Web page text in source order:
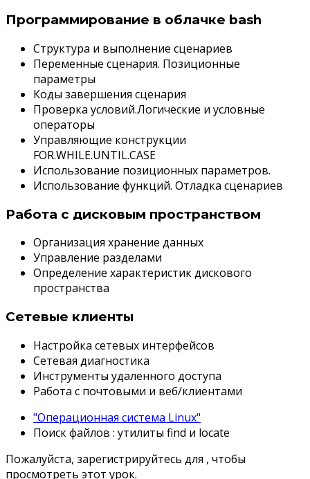
Программирование в облачке bash
Структура и выполнение сценариев
Переменные сценария. Позиционные
параметры
Коды завершения сценария
Проверка условий.Логические и условные
операторы
Управляющие конструкции
FOR.WHILE.UNTIL.CASE
Использование позиционных параметров.
Использование функций. Отладка сценариев
Работа с дисковым пространством
Организация хранение данных
Управление разделами
Определение характеристик дискового
пространства
Сетевые клиенты
Настройка сетевых интерфейсов
Сетевая диагностика
Инструменты удаленного доступа
Работа с почтовыми и веб/клиентами
"Операционная система Linux"
Поиск файлов : утилиты find и locate
Пожалуйста, зарегистрируйтесь для , чтобы
просмотреть этот урок.